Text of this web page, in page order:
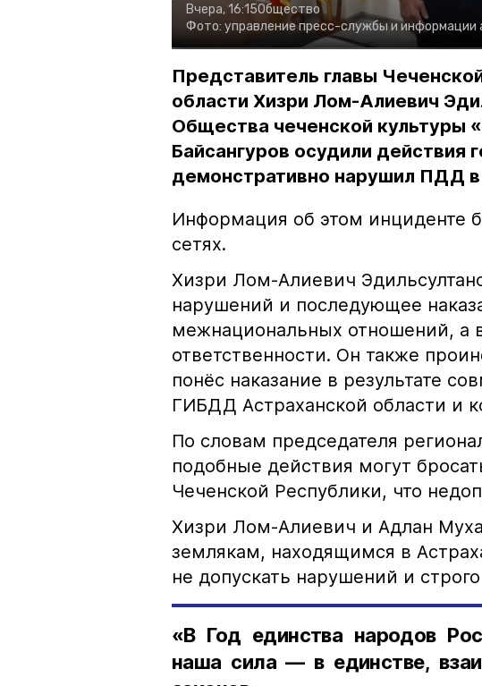
Вчера, 16:15Общество
Фото: управление пресс-службы и информации
Представитель главы
области Хизри Лом-Алиевич
Общества чеченской культуры
Байсангуров осудили действия
демонстративно нарушил ПДД в
Информация об этом инциденте
сетях.
Хизри Лом-Алиевич
нарушений и последующее
межнациональных отношений, а
ответственности. Он также
понёс наказание в результате
ГИБДД Астраханской области и
По словам председателя
подобные действия могут
Чеченской Республики, что
Хизри Лом-Алиевич и Адлан
землякам, находящимся в
не допускать нарушений и
«В Год единства народов
наша сила — в единстве,